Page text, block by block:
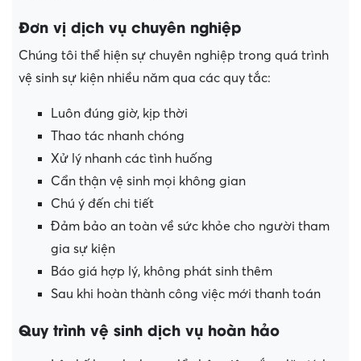
Đơn vị dịch vụ chuyên nghiệp
Chúng tôi thể hiện sự chuyên nghiệp trong quá trình
vệ sinh sự kiện nhiều năm qua các quy tắc:
Luôn đúng giờ, kịp thời
Thao tác nhanh chóng
Xử lý nhanh các tình huống
Cẩn thận vệ sinh mọi không gian
Chú ý đến chi tiết
Đảm bảo an toàn về sức khỏe cho người tham
gia sự kiện
Báo giá hợp lý, không phát sinh thêm
Sau khi hoàn thành công việc mới thanh toán
Quy trình vệ sinh dịch vụ hoàn hảo